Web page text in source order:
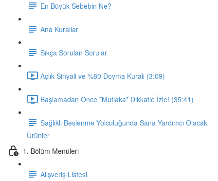
En Büyük Sebebin Ne?
Ana Kurallar
Sıkça Sorulan Sorular
Açlık Sinyali ve %80 Doyma Kuralı (3:09)
Başlamadan Önce *Mutlaka* Dikkatle İzle! (35:41)
Sağlıklı Beslenme Yolculuğunda Sana Yardımcı Olacak
Ürünler
1. Bölüm Menüleri
Alışveriş Listesi